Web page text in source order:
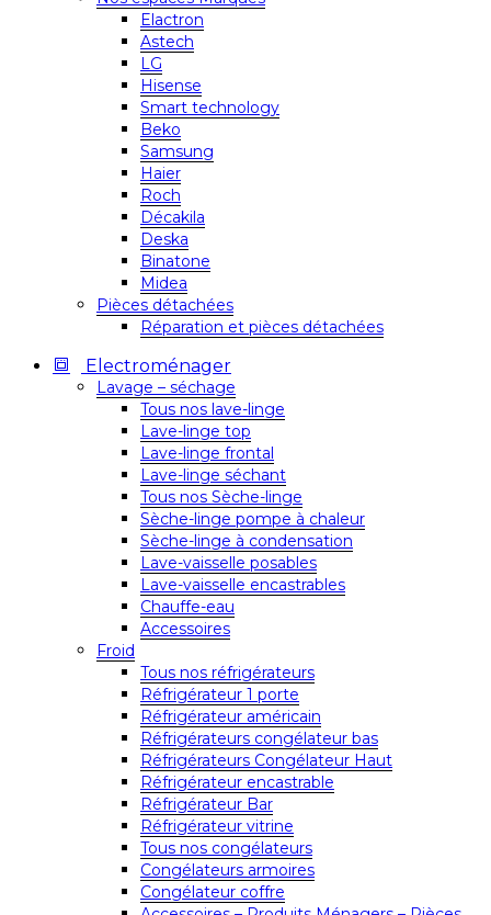
Elactron
Astech
LG
Hisense
Smart technology
Beko
Samsung
Haier
Roch
Décakila
Deska
Binatone
Midea
Pièces détachées
Réparation et pièces détachées
Electroménager
Lavage – séchage
Tous nos lave-linge
Lave-linge top
Lave-linge frontal
Lave-linge séchant
Tous nos Sèche-linge
Sèche-linge pompe à chaleur
Sèche-linge à condensation
Lave-vaisselle posables
Lave-vaisselle encastrables
Chauffe-eau
Accessoires
Froid
Tous nos réfrigérateurs
Réfrigérateur 1 porte
Réfrigérateur américain
Réfrigérateurs congélateur bas
Réfrigérateurs Congélateur Haut
Réfrigérateur encastrable
Réfrigérateur Bar
Réfrigérateur vitrine
Tous nos congélateurs
Congélateurs armoires
Congélateur coffre